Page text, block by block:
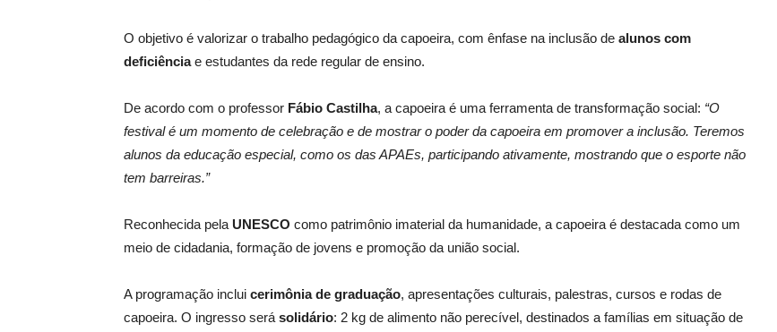
O objetivo é valorizar o trabalho pedagógico da capoeira, com ênfase na inclusão de alunos com
deficiênciae estudantes da rede regular de ensino.
De acordo com o professor Fábio Castilha, a capoeira é uma ferramenta de transformação social: “O
festival é um momento de celebração e de mostrar o poder da capoeira em promover a inclusão. Teremos
alunos da educação especial, como os das APAEs, participando ativamente, mostrando que o esporte não
tem barreiras.”
Reconhecida pela UNESCO como patrimônio imaterial da humanidade, a capoeira é destacada como um
meio de cidadania, formação de jovens e promoção da união social.
A programação inclui cerimônia de graduação, apresentações culturais, palestras, cursos e rodas de
capoeira. O ingresso será solidário: 2 kg de alimento não perecível, destinados a famílias em situação de